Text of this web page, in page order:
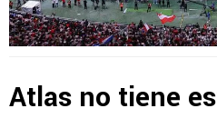
Atlas no tiene